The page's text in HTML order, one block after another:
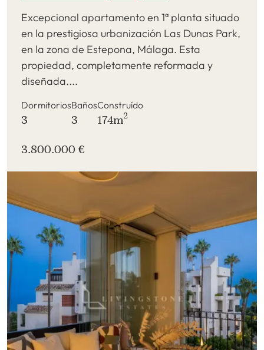
Excepcional apartamento en 1ª planta situado
en la prestigiosa urbanización Las Dunas Park,
en la zona de Estepona, Málaga. Esta
propiedad, completamente reformada y
diseñada....
Dormitorios
3
Baños
3
Construído
174m2
3.800.000 €